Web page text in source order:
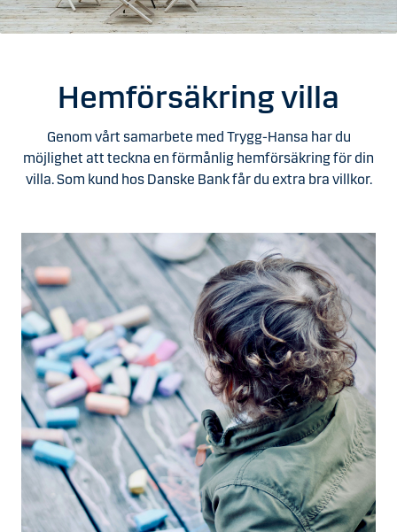
Hemförsäkring villa
Genom vårt samarbete med Trygg-Hansa har du
möjlighet att teckna en förmånlig hemförsäkring för din
villa. Som kund hos Danske Bank får du extra bra villkor.